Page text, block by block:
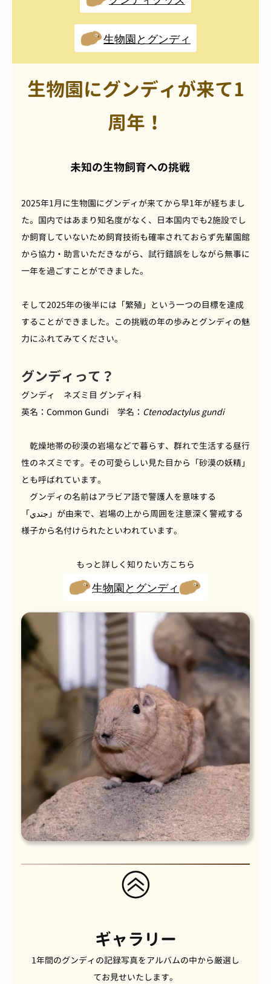
生物園とグンディ
生物園にグンディが来て1
周年！
未知の生物飼育への挑戦
2025年1月に生物園にグンディが来てから早1年が経ちまし
た。国内ではあまり知名度がなく、日本国内でも2施設でし
か飼育していないため飼育技術も確率されておらず先輩園館
から協力・助言いただきながら、試行錯誤をしながら無事に
一年を過ごすことができました。
そして2025年の後半には「繁殖」という一つの目標を達成
することができました。この挑戦の年の歩みとグンディの魅
力にふれてみてください。
グンディって？
グンディ ネズミ目 グンディ科
英名：Common Gundi 学名： Ctenodactylus gundi
乾燥地帯の砂漠の岩場などで暮らす、群れで生活する昼行
性のネズミです。その可愛らしい見た目から「砂漠の妖精」
とも呼ばれています。
グンディの名前はアラビア語で警護人を意味する
「جندي」が由来で、岩場の上から周囲を注意深く警戒する
様子から名付けられたといわれています。
もっと詳しく知りたい方こちら
生物園とグンディ
ギャラリー
1年間のグンディの記録写真をアルバムの中から厳選し
てお見せいたします。